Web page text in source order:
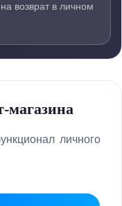
возврат в личном
магазина
личного